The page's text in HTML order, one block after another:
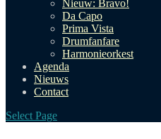
Nieuw: Bravo!
Da Capo
Prima Vista
Drumfanfare
Harmonieorkest
Agenda
Nieuws
Contact
Select Page